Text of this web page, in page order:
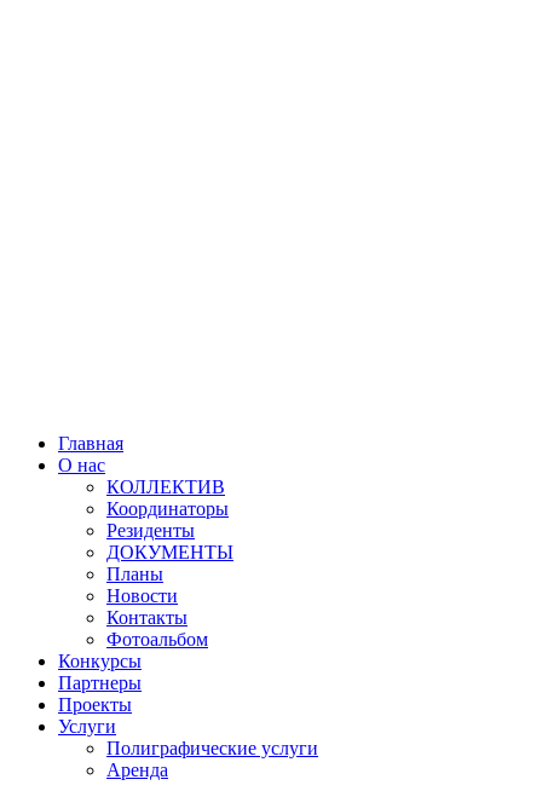
Главная
О нас
КОЛЛЕКТИВ
Координаторы
Резиденты
ДОКУМЕНТЫ
Планы
Новости
Контакты
Фотоальбом
Конкурсы
Партнеры
Проекты
Услуги
Полиграфические услуги
Аренда